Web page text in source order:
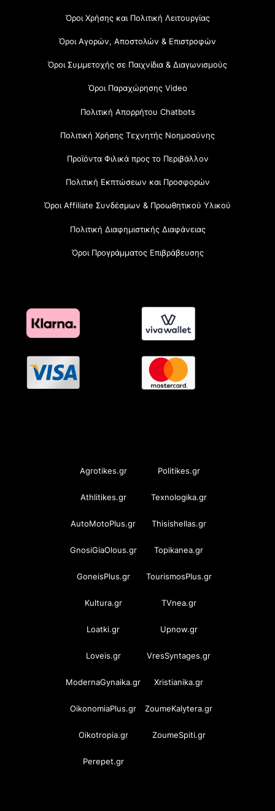
Όροι Χρήσης και Πολιτική Λειτουργίας
Όροι Αγορών, Αποστολών & Επιστροφών
Όροι Συμμετοχής σε Παιχνίδια & Διαγωνισμούς
Όροι Παραχώρησης Video
Πολιτική Απορρήτου Chatbots
Πολιτική Χρήσης Τεχνητής Νοημοσύνης
Προϊόντα Φιλικά προς το Περιβάλλον
Πολιτική Εκπτώσεων και Προσφορών
Όροι Affiliate Συνδέσμων & Προωθητικού Υλικού
Πολιτική Διαφημιστικής Διαφάνειας
Όροι Προγράμματος Επιβράβευσης
Agrotikes.gr Politikes.gr
Athlitikes.gr Texnologika.gr
AutoMotoPlus.gr Thisishellas.gr
GnosiGiaOlous.gr Topikanea.gr
GoneisPlus.gr TourismosPlus.gr
Kultura.gr TVnea.gr
Loatki.gr Upnow.gr
Loveis.gr VresSyntages.gr
ModernaGynaika.gr Xristianika.gr
OikonomiaPlus.gr ZoumeKalytera.gr
Oikotropia.gr ZoumeSpiti.gr
Perepet.gr